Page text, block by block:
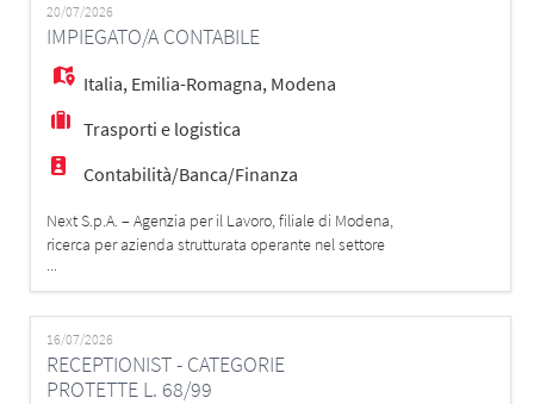
inserimento ordini dei clienti, elaborazione richieste di
spedizione e verifica della dispon
20/07/2026
IMPIEGATO/A CONTABILE
Italia, Emilia-Romagna, Modena
Trasporti e logistica
Contabilità/Banca/Finanza
Next S.p.A. – Agenzia per il Lavoro, filiale di Modena,
ricerca per azienda strutturata operante nel settore
tecnologico/industriale: IMPIEGATO/A CONTABILE
Attività principali: - Gestione completa del ciclo di
faturazione - Registrazione e controllo fatture fornitori -
Verifica ordini, DDT e riconciliazioni - Gestione
scadenziario for
...
16/07/2026
RECEPTIONIST - CATEGORIE
PROTETTE L. 68/99